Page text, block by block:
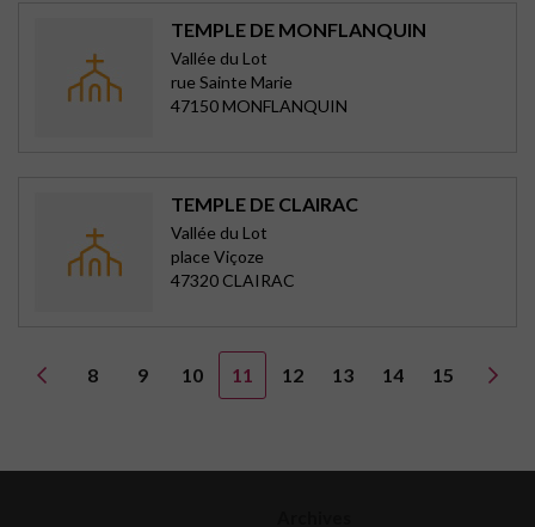
TEMPLE DE MONFLANQUIN
Vallée du Lot
rue Sainte Marie
47150 MONFLANQUIN
TEMPLE DE CLAIRAC
Vallée du Lot
place Viçoze
47320 CLAIRAC
8 9 10 11 12 13 14 15